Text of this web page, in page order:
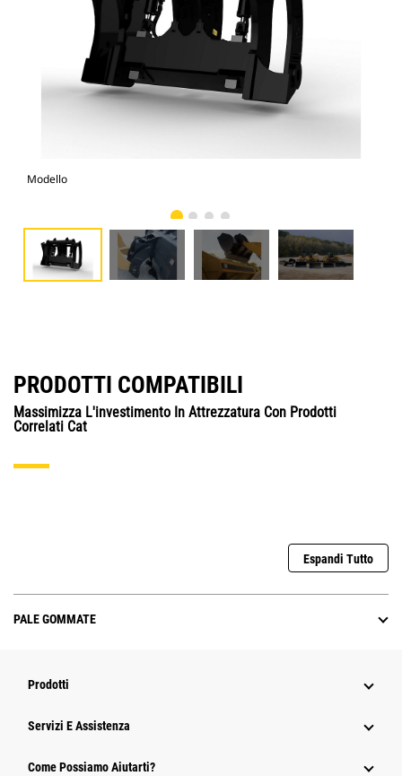
Modello
PRODOTTI COMPATIBILI
Massimizza L'investimento In Attrezzatura Con Prodotti
Correlati Cat
Espandi Tutto
PALE GOMMATE
Prodotti
Servizi E Assistenza
Come Possiamo Aiutarti?